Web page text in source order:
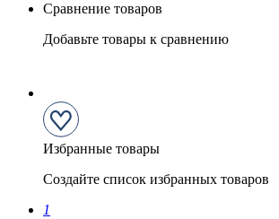
Сравнение товаров
Добавьте товары к сравнению
Избранные товары
Создайте список избранных товаров
1